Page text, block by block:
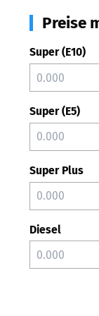
Preise
Super (E10)
Super (E5)
Super Plus
Diesel